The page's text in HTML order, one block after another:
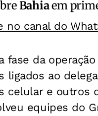
Bahiaem
no canal do
fase da
ligados ao
celular e outros
equipes do